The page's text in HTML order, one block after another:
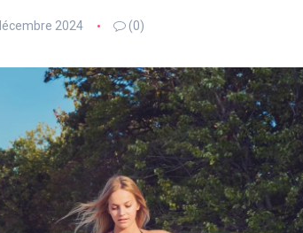
2024 (0)